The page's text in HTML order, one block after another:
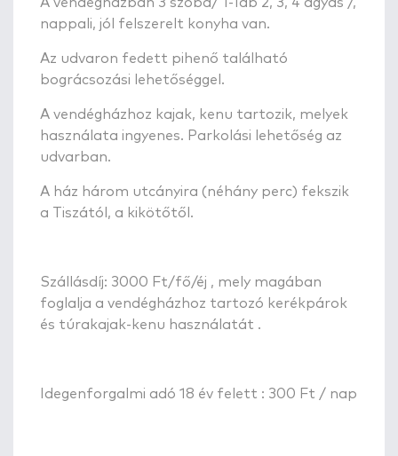
nappali, jól felszerelt konyha van.
Az udvaron fedett pihenő található
bográcsozási lehetőséggel.
A vendégházhoz kajak, kenu tartozik, melyek
használata ingyenes. Parkolási lehetőség az
udvarban.
A ház három utcányira (néhány perc) fekszik
a Tiszától, a kikötőtől.
Szállásdíj: 3000 Ft/fő/éj , mely magában
foglalja a vendégházhoz tartozó kerékpárok
és túrakajak-kenu használatát .
Idegenforgalmi adó 18 év felett : 300 Ft / nap